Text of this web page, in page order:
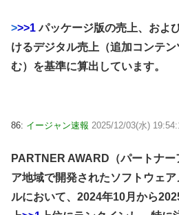
>>>1パッケージ版の売上、およ
けるデジタル売上（追加コンテ
む）を基準に算出しています。
86: イージャン速報 2025/12/03(水)
PARTNER AWARD（パートナ
ア地域で開発されたソフトウェ
ルにおいて、2024年10月から